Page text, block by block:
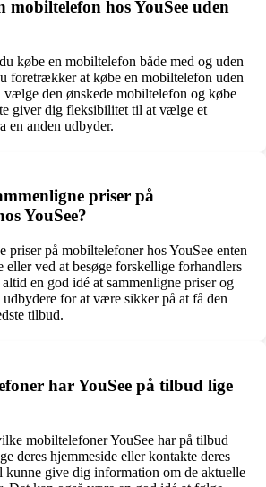
mobiltelefon hos YouSee uden
købe en mobiltelefon både med og uden
foretrækker at købe en mobiltelefon uden
vælge den ønskede mobiltelefon og købe
giver dig fleksibilitet til at vælge et
en anden udbyder.
priser på
YouSee?
priser på mobiltelefoner hos YouSee enten
eller ved at besøge forskellige forhandlers
en god idé at sammenligne priser og
for at være sikker på at få den
tilbud.
har YouSee på tilbud lige
mobiltelefoner YouSee har på tilbud
deres hjemmeside eller kontakte deres
kunne give dig information om de aktuelle